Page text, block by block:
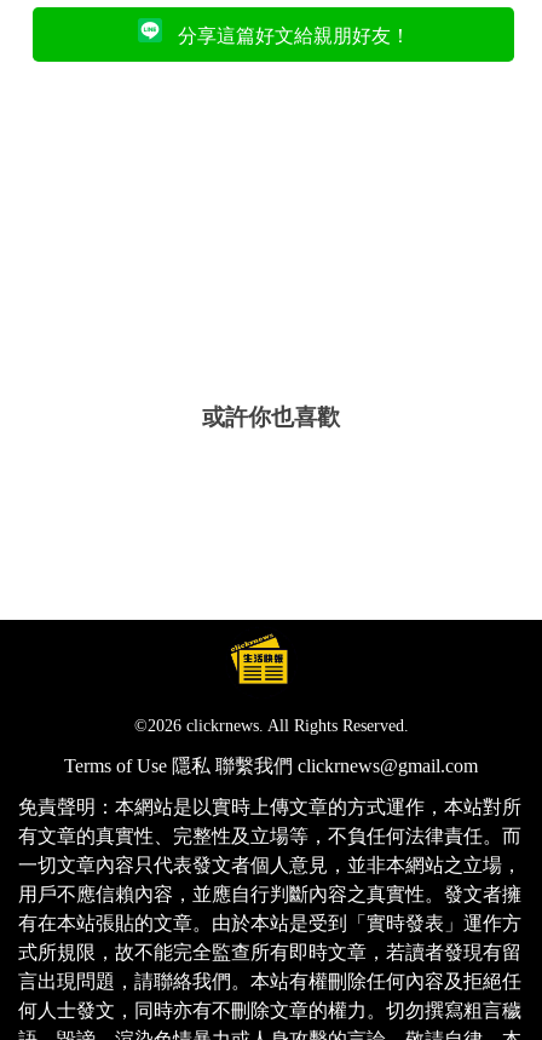
分享這篇好文給親朋好友！
或許你也喜歡
©2026 clickrnews. All Rights Reserved.
Terms of Use 隱私 聯繫我們 clickrnews@gmail.com
免責聲明：本網站是以實時上傳文章的方式運作，本站對所
有文章的真實性、完整性及立場等，不負任何法律責任。而
一切文章內容只代表發文者個人意見，並非本網站之立場，
用戶不應信賴內容，並應自行判斷內容之真實性。發文者擁
有在本站張貼的文章。由於本站是受到「實時發表」運作方
式所規限，故不能完全監查所有即時文章，若讀者發現有留
言出現問題，請聯絡我們。本站有權刪除任何內容及拒絕任
何人士發文，同時亦有不刪除文章的權力。切勿撰寫粗言穢